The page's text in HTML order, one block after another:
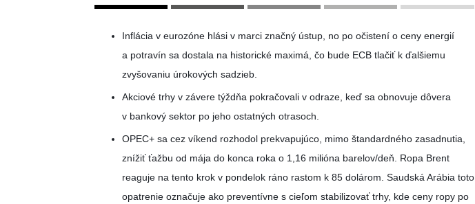
Inflácia v eurozóne hlási v marci značný ústup, no po očistení o ceny energií
a potravín sa dostala na historické maximá, čo bude ECB tlačiť k ďalšiemu
zvyšovaniu úrokových sadzieb.
Akciové trhy v závere týždňa pokračovali v odraze, keď sa obnovuje dôvera
v bankový sektor po jeho ostatných otrasoch.
OPEC+ sa cez víkend rozhodol prekvapujúco, mimo štandardného zasadnutia,
znížiť ťažbu od mája do konca roka o 1,16 milióna barelov/deň. Ropa Brent
reaguje na tento krok v pondelok ráno rastom k 85 dolárom. Saudská Arábia toto
opatrenie označuje ako preventívne s cieľom stabilizovať trhy, kde ceny ropy po